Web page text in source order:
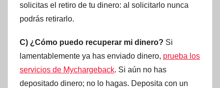
solicitas el retiro de tu dinero: al solicitarlo nunca
podrás retirarlo.
C) ¿Cómo puedo recuperar mi dinero? Si
lamentablemente ya has enviado dinero, prueba los
servicios de Mychargeback. Si aún no has
depositado dinero; no lo hagas. Deposita con un